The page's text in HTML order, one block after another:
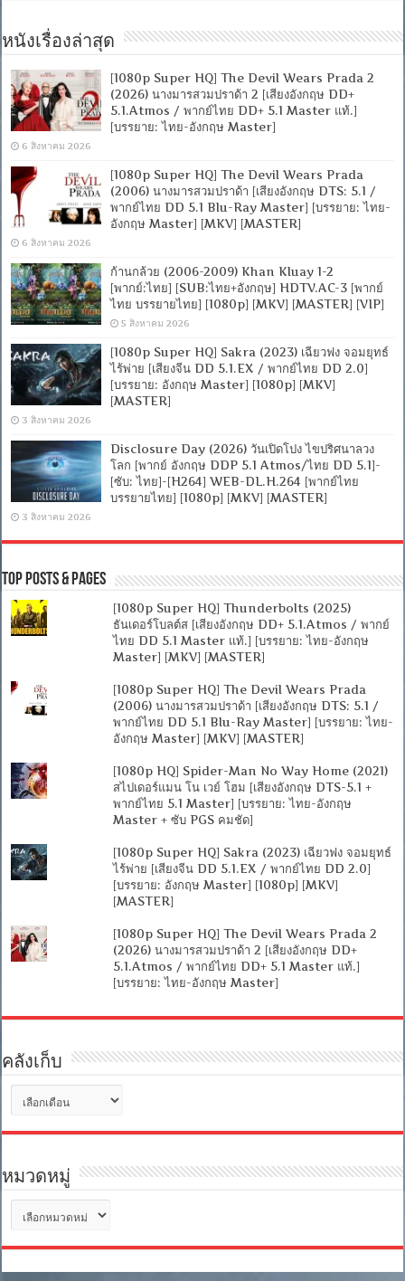
หนังเรื่องล่าสุด
[1080p Super HQ] The Devil Wears Prada 2
(2026) นางมารสวมปราด้า 2 [เสียงอังกฤษ DD+
5.1.Atmos / พากย์ไทย DD+ 5.1 Master แท้.]
[บรรยาย: ไทย-อังกฤษ Master]
6 สิงหาคม 2026
[1080p Super HQ] The Devil Wears Prada
(2006) นางมารสวมปราด้า [เสียงอังกฤษ DTS: 5.1 /
พากย์ไทย DD 5.1 Blu-Ray Master] [บรรยาย: ไทย-
อังกฤษ Master] [MKV] [MASTER]
6 สิงหาคม 2026
ก้านกล้วย (2006-2009) Khan Kluay 1-2
[พากย์:ไทย] [SUB:ไทย+อังกฤษ] HDTV.AC-3 [พากย์
ไทย บรรยายไทย] [1080p] [MKV] [MASTER] [VIP]
5 สิงหาคม 2026
[1080p Super HQ] Sakra (2023) เฉียวฟง จอมยุทธ์
ไร้พ่าย [เสียงจีน DD 5.1.EX / พากย์ไทย DD 2.0]
[บรรยาย: อังกฤษ Master] [1080p] [MKV]
[MASTER]
3 สิงหาคม 2026
Disclosure Day (2026) วันเปิดโปง ไขปริศนาลวง
โลก [พากย์ อังกฤษ DDP 5.1 Atmos/ไทย DD 5.1]-
[ซับ: ไทย]-[H264] WEB-DL.H.264 [พากย์ไทย
บรรยายไทย] [1080p] [MKV] [MASTER]
3 สิงหาคม 2026
Top Posts & Pages
[1080p Super HQ] Thunderbolts (2025)
ธันเดอร์โบลต์ส [เสียงอังกฤษ DD+ 5.1.Atmos / พากย์
ไทย DD 5.1 Master แท้.] [บรรยาย: ไทย-อังกฤษ
Master] [MKV] [MASTER]
[1080p Super HQ] The Devil Wears Prada
(2006) นางมารสวมปราด้า [เสียงอังกฤษ DTS: 5.1 /
พากย์ไทย DD 5.1 Blu-Ray Master] [บรรยาย: ไทย-
อังกฤษ Master] [MKV] [MASTER]
[1080p HQ] Spider-Man No Way Home (2021)
สไปเดอร์แมน โน เวย์ โฮม [เสียงอังกฤษ DTS-5.1 +
พากย์ไทย 5.1 Master] [บรรยาย: ไทย-อังกฤษ
Master + ซับ PGS คมชัด]
[1080p Super HQ] Sakra (2023) เฉียวฟง จอมยุทธ์
ไร้พ่าย [เสียงจีน DD 5.1.EX / พากย์ไทย DD 2.0]
[บรรยาย: อังกฤษ Master] [1080p] [MKV]
[MASTER]
[1080p Super HQ] The Devil Wears Prada 2
(2026) นางมารสวมปราด้า 2 [เสียงอังกฤษ DD+
5.1.Atmos / พากย์ไทย DD+ 5.1 Master แท้.]
[บรรยาย: ไทย-อังกฤษ Master]
คลังเก็บ
เก็บ
หมวดหมู่
หมู่